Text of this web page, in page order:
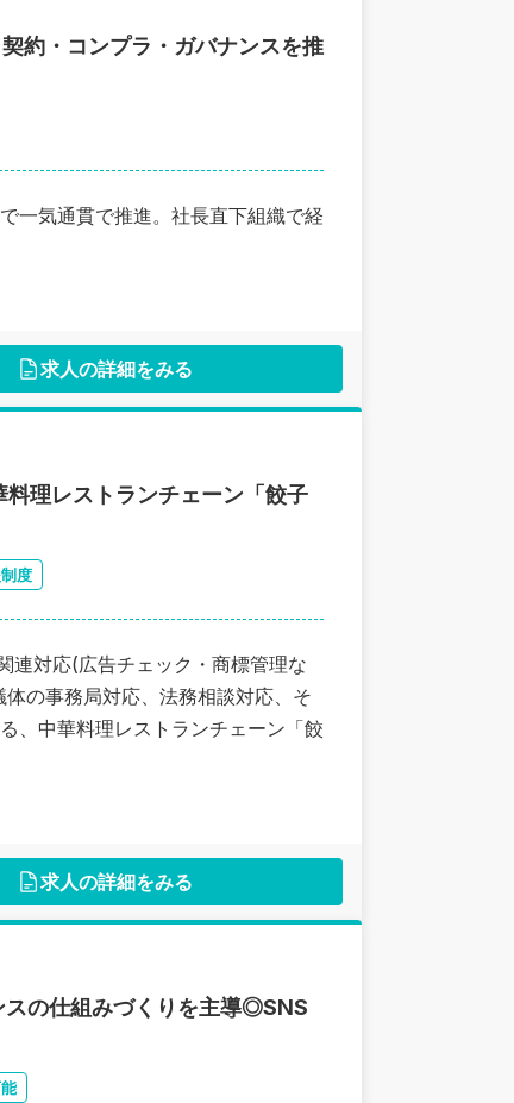
約・コンプラ・ガバナンスを推
一気通貫で推進。社長直下組織で経
求人の詳細をみる
理レストランチェーン「餃子
度
連対応(広告チェック・商標管理な
の事務局対応、法務相談対応、そ
、中華料理レストランチェーン「餃
求人の詳細をみる
スの仕組みづくりを主導◎SNS